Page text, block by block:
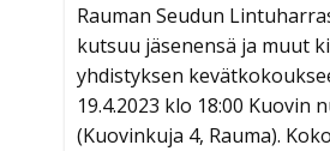
Rauman Seudun
kutsuu jäsenensä ja muut
yhdistyksen
19.4.2023 klo 18:00 Kuovin
(Kuovinkuja 4, Rauma).